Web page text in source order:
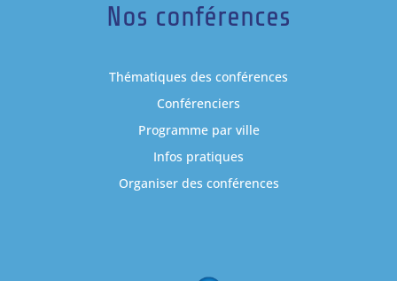
Nos conférences
Thématiques des conférences
Conférenciers
Programme par ville
Infos pratiques
Organiser des conférences